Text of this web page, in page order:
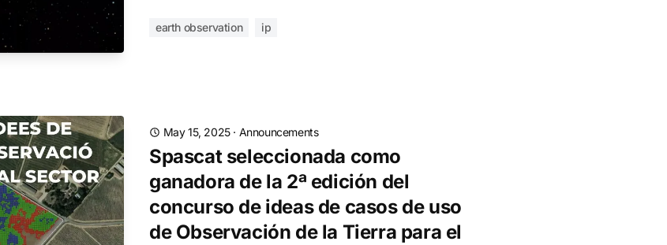
earth observation ip
May 15, 2025· Announcements
Spascat seleccionada como
ganadora de la 2ª edición del
concurso de ideas de casos de uso
de Observación de la Tierra para el